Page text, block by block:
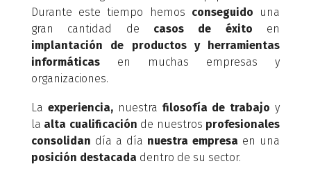
Durante este tiempo hemos conseguido una
gran cantidad de casos de éxito en
implantación de productos y herramientas
informáticas en muchas empresas y
organizaciones.
La experiencia,nuestra filosofía de trabajo y
la alta cualificación de nuestros profesionales
consolidan día a día nuestra empresa en una
posición destacada dentro de su sector.